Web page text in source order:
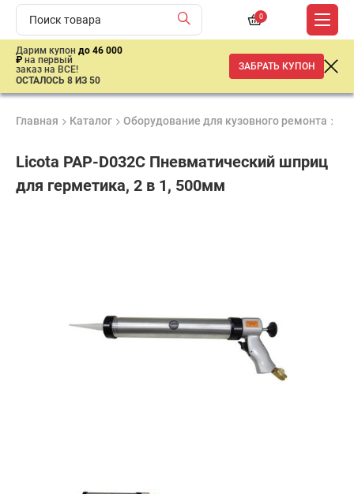
0
Дарим купон до 46 000
₽ на первый
заказ на ВСЕ!
ОСТАЛОСЬ 8 ИЗ 50
ЗАБРАТЬ КУПОН
Главная Каталог Оборудование для кузовного ремонта
Licota PAP-D032C Пневматический шприц
для герметика, 2 в 1, 500мм